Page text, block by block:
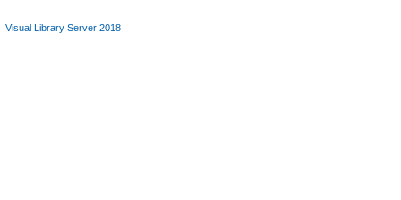
Visual Library Server 2018